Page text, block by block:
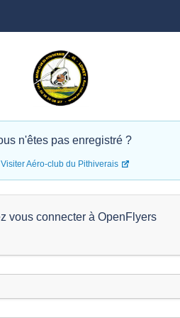
n'êtes pas enregistré ?
Visiter Aéro-club du Pithiverais
vous connecter à OpenFlyers